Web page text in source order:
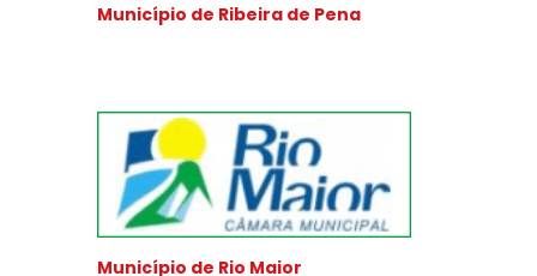
Município de Ribeira de Pena
Município de Rio Maior